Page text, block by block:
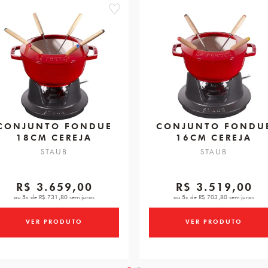
favorite
FONDUE
18CM CEREJA
STAUB
R$ 3.659,00
ou 5x de R$ 731,80 sem juros
VER PRODUTO
CONJUNTO
16CM CEREJA
STAUB
R$ 3.519,00
ou 5x de R$ 703,80 sem juros
VER PRODUTO